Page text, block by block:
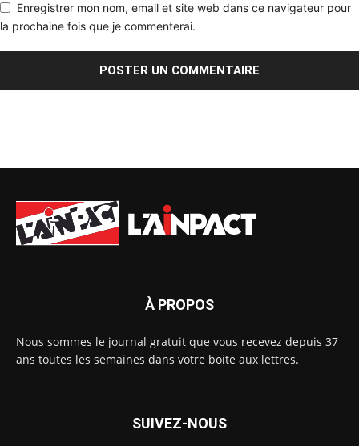
Enregistrer mon nom, email et site web dans ce navigateur pour
la prochaine fois que je commenterai.
À PROPOS
Nous sommes le journal gratuit que vous recevez depuis 37
ans toutes les semaines dans votre boite aux lettres.
SUIVEZ-NOUS